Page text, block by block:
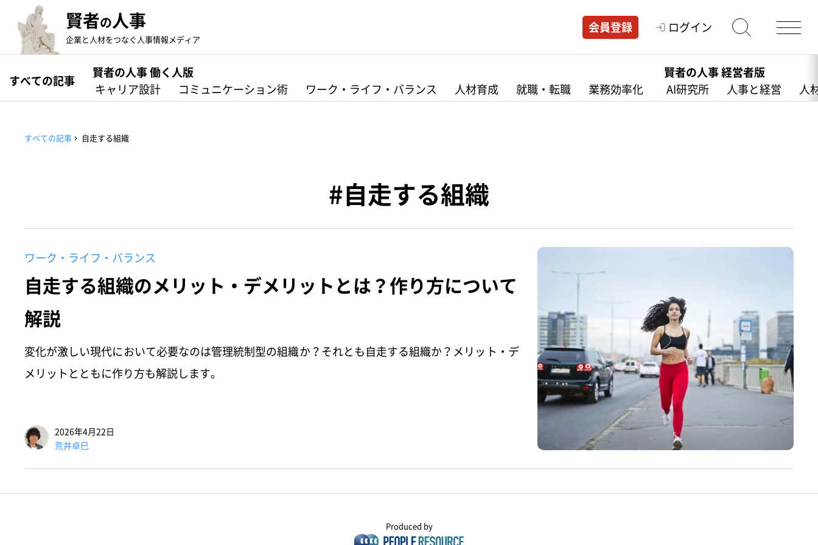
賢者の人事
企業と人材をつなぐ人事情報メディア
会員登録 ログイン
すべての記事
賢者の人事 働く人版
キャリア設計
コミュニケーション術 ワーク・ライフ・バランス 人材育成 就職・転職 業務効率化
賢者の人事 経営者版
AI研究所
人事と経営 人
すべての記事 自走する組織
#自走する組織
ワーク・ライフ・バランス
自走する組織のメリット・デメリットとは？作り方について
解説
変化が激しい現代において必要なのは管理統制型の組織か？それとも自走する組織か？メリット・デ
メリットとともに作り方も解説します。
2026年4月22日
荒井卓巳
Produced by